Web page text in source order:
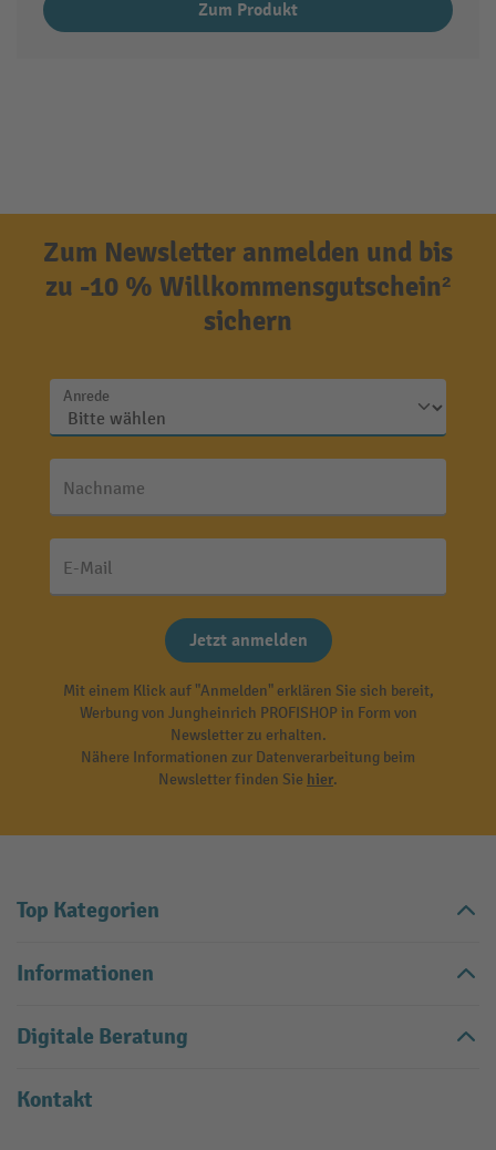
Zum Produkt
Zum Newsletter anmelden und bis
zu -10 % Willkommensgutschein²
sichern
Anrede
Nachname
E-Mail
Jetzt anmelden
Mit einem Klick auf "Anmelden" erklären Sie sich bereit,
Werbung von Jungheinrich PROFISHOP in Form von
Newsletter zu erhalten.
Nähere Informationen zur Datenverarbeitung beim
Newsletter finden Sie hier.
Top Kategorien
Informationen
Digitale Beratung
Kontakt